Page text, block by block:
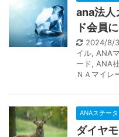
ana法人
ド会員
2024/8/
イル, ANA
ード, ANA
ＮＡマイレ
ANAステー
ダイヤ